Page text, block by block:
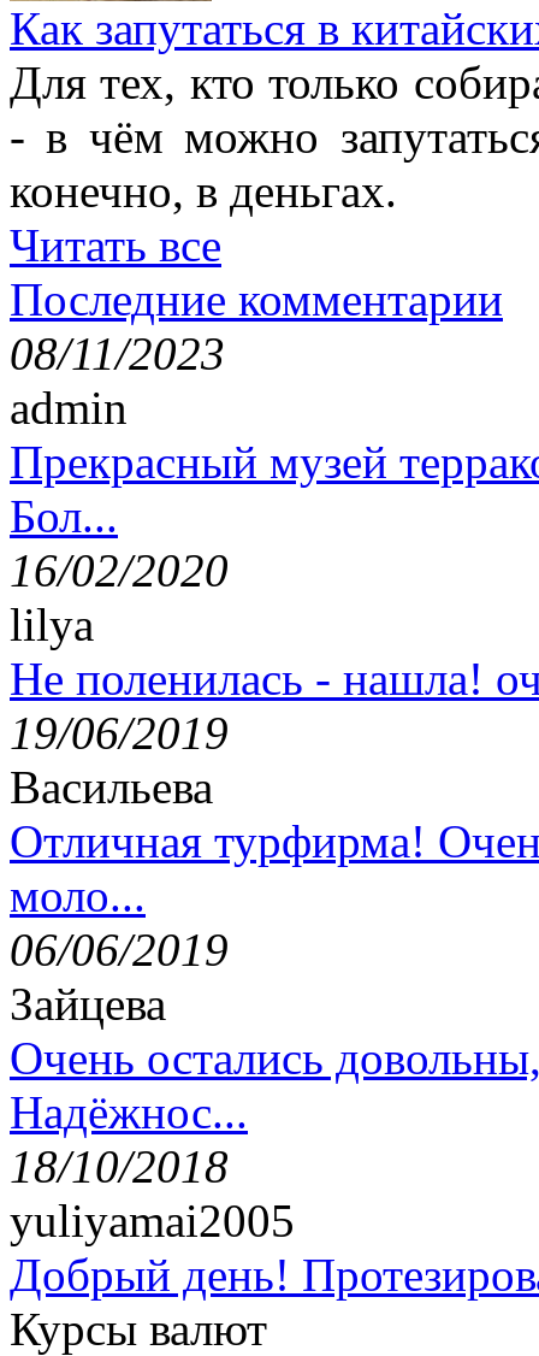
Как запутаться в
Для тех, кто только
- в чём можно
конечно, в деньгах.
Читать все
Последние комментарии
08/11/2023
admin
Прекрасный музей
Бол...
16/02/2020
lilya
Не поленилась - нашла!
19/06/2019
Васильева
Отличная турфирма!
моло...
06/06/2019
Зайцева
Очень остались
Надёжнос...
18/10/2018
yuliyamai2005
Добрый день!
Курсы валют